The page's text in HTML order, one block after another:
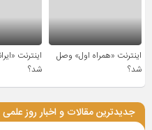
اینترنت «همراه اول» وصل
شد؟
اینترنت
شد؟
جدیدترین مقالات و اخبار روز علمی